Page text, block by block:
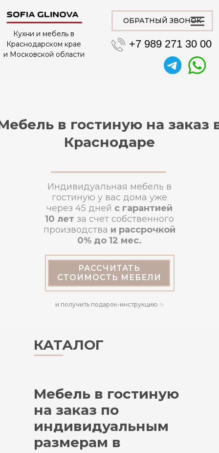
Кухни и мебель в
Краснодарском крае
и Московской области
+7 989 271 30 00
в гостиную на заказ
Краснодаре
и получить подарок-инструкцию ✨
РАССЧИТАТЬ
СТОИМОСТЬ МЕБЕЛИ
Индивидуальная мебель в
гостиную у вас дома уже
через 45 дней с гарантией
10 лет за счет собственного
производства и рассрочкой
0% до 12 мес.
КАТАЛОГ
Мебель в гостиную
на заказ по
индивидуальным
размерам в